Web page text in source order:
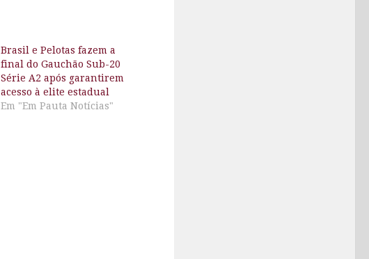
Brasil e Pelotas fazem a
final do Gauchão Sub-20
Série A2 após garantirem
acesso à elite estadual
Em "Em Pauta Notícias"